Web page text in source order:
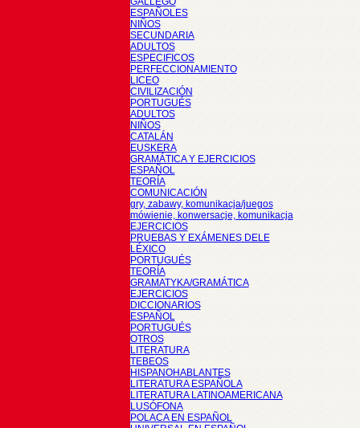
ESPAÑOLES
NIÑOS
SECUNDARIA
ADULTOS
ESPECIFICOS
PERFECCIONAMIENTO
LICEO
CIVILIZACIÓN
PORTUGUÉS
ADULTOS
NIÑOS
CATALÁN
EUSKERA
GRAMÁTICA Y EJERCICIOS
ESPAÑOL
TEORÍA
COMUNICACIÓN
gry, zabawy, komunikacja/juegos
mówienie, konwersacje, komunikacja
EJERCICIOS
PRUEBAS Y EXÁMENES DELE
LÉXICO
PORTUGUÉS
TEORÍA
GRAMATYKA/GRAMÁTICA
EJERCICIOS
DICCIONARIOS
ESPAÑOL
PORTUGUÉS
OTROS
LITERATURA
TEBEOS
HISPANOHABLANTES
LITERATURA ESPAÑOLA
LITERATURA LATINOAMERICANA
LUSÓFONA
POLACA EN ESPAÑOL